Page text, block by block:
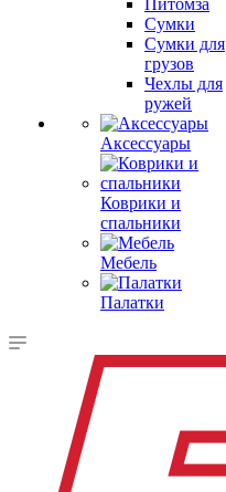
Питомза
Сумки
Сумки для
грузов
Чехлы для
ружей
Аксессуары
Коврики и
спальники
Мебель
Палатки